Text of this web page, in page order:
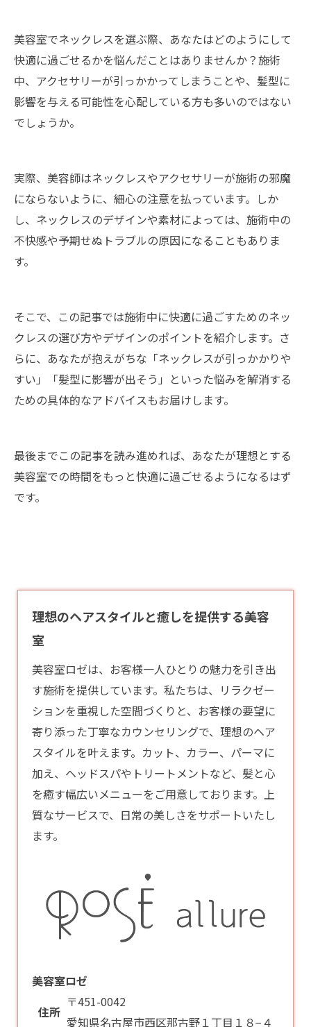
美容室でネックレスを選ぶ際、あなたはどのようにして
快適に過ごせるかを悩んだことはありませんか？施術
中、アクセサリーが引っかかってしまうことや、髪型に
影響を与える可能性を心配している方も多いのではない
でしょうか。
実際、美容師はネックレスやアクセサリーが施術の邪魔
にならないように、細心の注意を払っています。しか
し、ネックレスのデザインや素材によっては、施術中の
不快感や予期せぬトラブルの原因になることもありま
す。
そこで、この記事では施術中に快適に過ごすためのネッ
クレスの選び方やデザインのポイントを紹介します。さ
らに、あなたが抱えがちな「ネックレスが引っかかりや
すい」「髪型に影響が出そう」といった悩みを解消する
ための具体的なアドバイスもお届けします。
最後までこの記事を読み進めれば、あなたが理想とする
美容室での時間をもっと快適に過ごせるようになるはず
です。
理想のヘアスタイルと癒しを提供する美容
室
美容室ロゼは、お客様一人ひとりの魅力を引き出
す施術を提供しています。私たちは、リラクゼー
ションを重視した空間づくりと、お客様の要望に
寄り添った丁寧なカウンセリングで、理想のヘア
スタイルを叶えます。カット、カラー、パーマに
加え、ヘッドスパやトリートメントなど、髪と心
を癒す幅広いメニューをご用意しております。上
質なサービスで、日常の美しさをサポートいたし
ます。
美容室ロゼ
住所
〒451-0042
愛知県名古屋市西区那古野１丁目１８−４